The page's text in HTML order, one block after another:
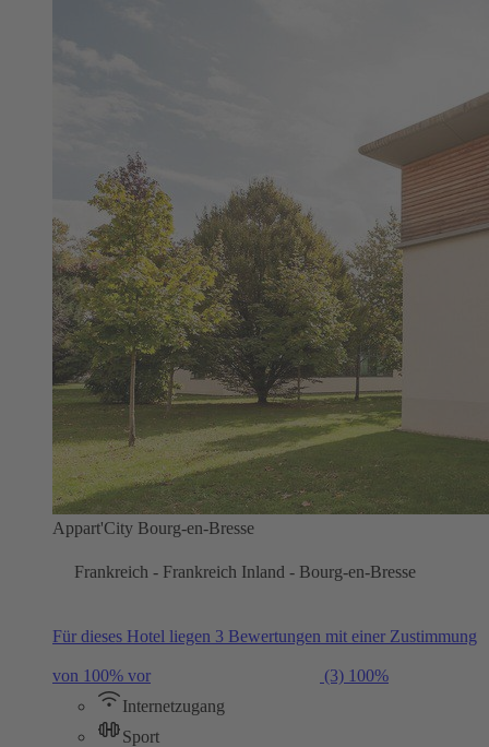
Appart'City Bourg-en-Bresse
Frankreich - Frankreich Inland - Bourg-en-Bresse
Für dieses Hotel liegen 3 Bewertungen mit einer Zustimmung
von 100% vor (3) 100%
Internetzugang
Sport